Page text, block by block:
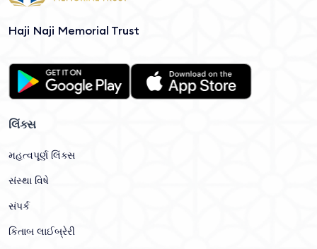
Haji Naji Memorial Trust
લિંક્સ
મહત્વપૂર્ણ લિંક્સ
સંસ્થા વિષે
સંપર્ક
કિતાબ લાઈબ્રેરી